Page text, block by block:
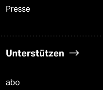
Presse
Unterstützen
abo